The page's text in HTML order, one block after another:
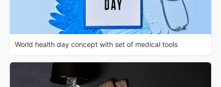
World health day concept with set of medical tools